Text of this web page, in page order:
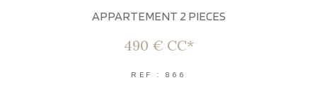
APPARTEMENT 2 PIECES
490 € CC*
REF : 866